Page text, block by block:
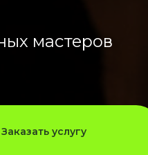
мастеров
Заказать услугу